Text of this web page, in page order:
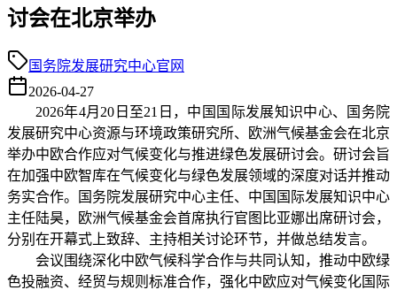
讨会在北京举办
国务院发展研究中心官网
2026-04-27
2026年4月20日至21日，中国国际发展知识中心、国务院
发展研究中心资源与环境政策研究所、欧洲气候基金会在北京
举办中欧合作应对气候变化与推进绿色发展研讨会。研讨会旨
在加强中欧智库在气候变化与绿色发展领域的深度对话并推动
务实合作。国务院发展研究中心主任、中国国际发展知识中心
主任陆昊，欧洲气候基金会首席执行官图比亚娜出席研讨会，
分别在开幕式上致辞、主持相关讨论环节，并做总结发言。
会议围绕深化中欧气候科学合作与共同认知，推动中欧绿
色投融资、经贸与规则标准合作，强化中欧应对气候变化国际